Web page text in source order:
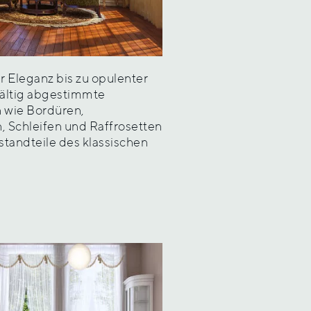
Eleganz bis zu opulenter
abgestimmte
Bordüren,
Schleifen und Raffrosetten
des klassischen